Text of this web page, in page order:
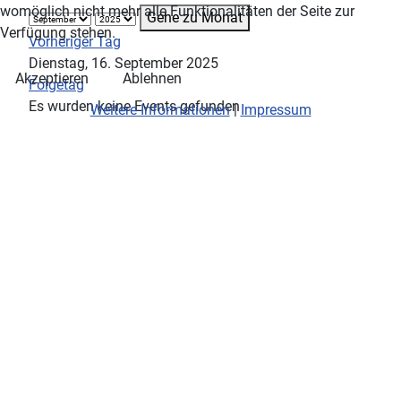
Gehe zu Monat
Vorheriger Tag
Dienstag, 16. September 2025
Folgetag
Es wurden keine Events gefunden
womöglich nicht mehr alle Funktionalitäten der Seite zur
Verfügung stehen.
Akzeptieren
Ablehnen
Weitere Informationen|Impressum